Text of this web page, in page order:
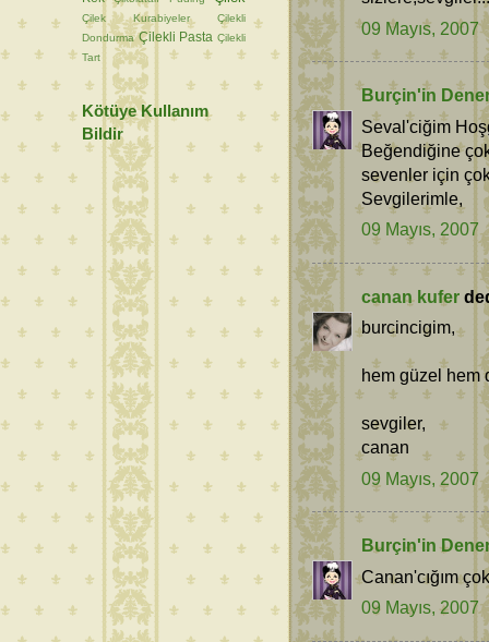
09 Mayıs, 2007
Burçin'in
Seval'ciğim
Beğendiğine
sevenler için
Sevgilerimle,
09 Mayıs, 2007
canan kufer
burcincigim,
hem güzel hem
sevgiler,
canan
09 Mayıs, 2007
Burçin'in
Canan'cığım
09 Mayıs, 2007
Çilek Kurabiyeler
Çilekli
Dondurma Çilekli Pasta Çilekli
Tart
Kötüye Kullanım
Bildir